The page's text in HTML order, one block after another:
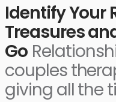
Identify Your
Treasures
Go
couples
giving all the